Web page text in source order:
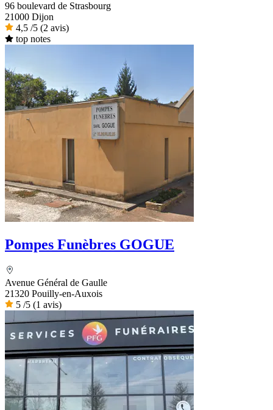
96 boulevard de Strasbourg
21000 Dijon
4,5 /5 (2 avis)
top notes
Pompes Funèbres GOGUE
Avenue Général de Gaulle
21320 Pouilly-en-Auxois
5 /5 (1 avis)